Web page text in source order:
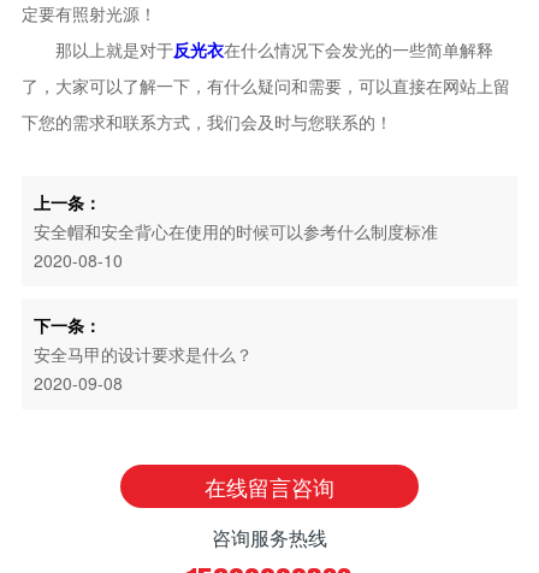
定要有照射光源！
那以上就是对于反光衣在什么情况下会发光的一些简单解释
了，大家可以了解一下，有什么疑问和需要，可以直接在网站上留
下您的需求和联系方式，我们会及时与您联系的！
上一条：
安全帽和安全背心在使用的时候可以参考什么制度标准
2020-08-10
下一条：
安全马甲的设计要求是什么？
2020-09-08
在线留言咨询
咨询服务热线